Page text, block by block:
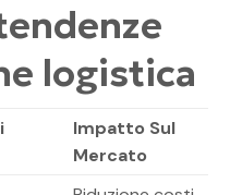
logistica
Impatto Sul
Mercato